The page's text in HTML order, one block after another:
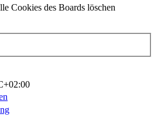
Cookies des Boards löschen